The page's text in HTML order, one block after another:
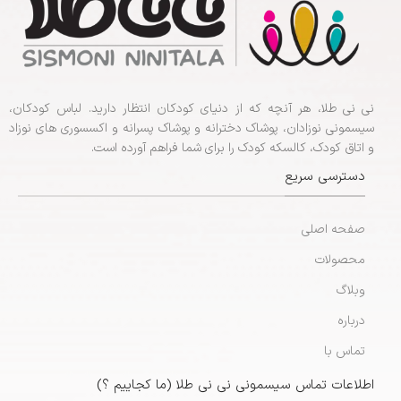
نی نی طلا، هر آنچه که از دنیای کودکان انتظار دارید. لباس کودکان،
سیسمونی نوزادان، پوشاک دخترانه و پوشاک پسرانه و اکسسوری های نوزاد
و اتاق کودک، کالسکه کودک را برای شما فراهم آورده است.
دسترسی سریع
صفحه اصلی
محصولات
وبلاگ
درباره
تماس با
اطلاعات تماس سیسمونی نی نی طلا (ما کجاییم ؟)